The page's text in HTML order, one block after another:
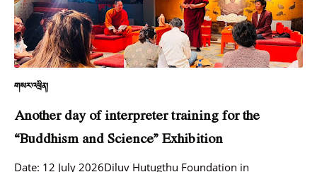
གསར་འཕྲིན།
Another day of interpreter training for the
“Buddhism and Science” Exhibition
Date: 12 July 2026Diluv Hutugthu Foundation in